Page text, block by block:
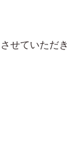
せていただき